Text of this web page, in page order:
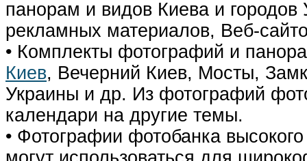
панорам и видов Киева и городов
рекламных материалов, Веб-
• Комплекты фотографий и
Киев, Вечерний Киев, Мосты,
Украины и др. Из фотографий
календари на другие темы.
• Фотографии фотобанка